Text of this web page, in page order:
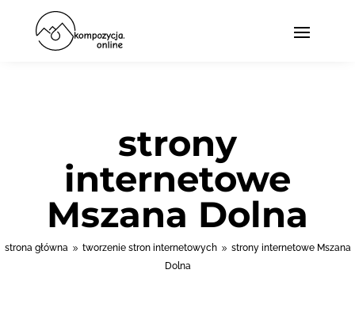
strony
internetowe
Mszana Dolna
strona główna 9 tworzenie stron internetowych 9 strony internetowe Mszana
Dolna